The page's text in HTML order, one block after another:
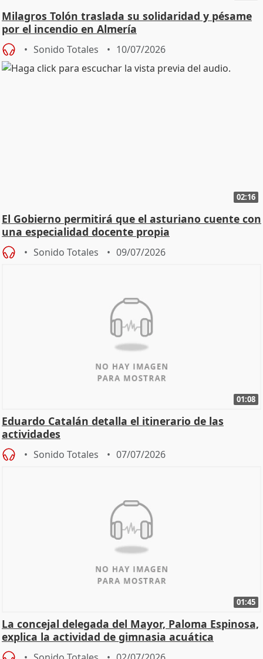
Milagros Tolón traslada su solidaridad y pésame
por el incendio en Almería
Sonido Totales 10/07/2026
02:16
El Gobierno permitirá que el asturiano cuente con
una especialidad docente propia
Sonido Totales 09/07/2026
01:08
Eduardo Catalán detalla el itinerario de las
actividades
Sonido Totales 07/07/2026
01:45
La concejal delegada del Mayor, Paloma Espinosa,
explica la actividad de gimnasia acuática